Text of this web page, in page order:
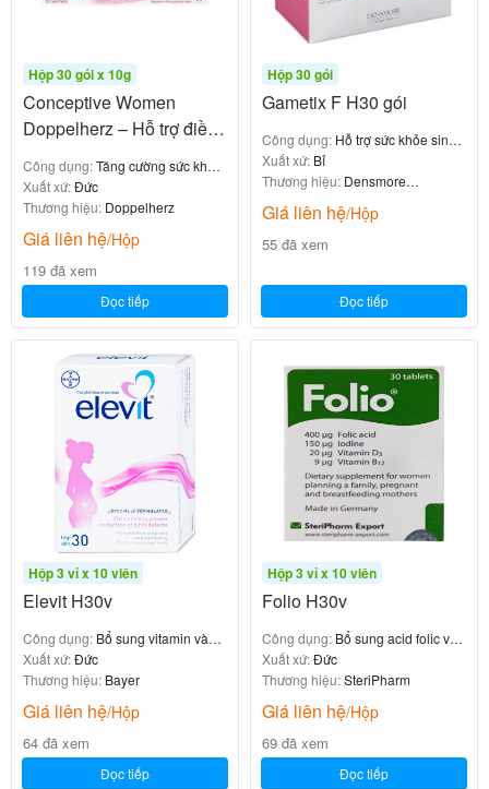
Hộp 30 gói x 10g
Conceptive Women
Doppelherz – Hỗ trợ điều
nữ giới
Công dụng:Tăng cường sức khỏe
nữ giới
Xuất xứ:Đức
Thương hiệu: Doppelherz
Giá liên hệ/Hộp
119 đã xem
Đọc tiếp
Hộp 30 gói
Gametix F H30 gói
Công dụng: Hỗ trợ sức khỏe sinh
sản ở nữ
Xuất xứ: Bỉ
Thương hiệu: Densmore
Giá liên hệ/Hộp
55 đã xem
Đọc tiếp
Hộp 3 vỉ x 10 viên
Elevit H30v
Công dụng: Bổ sung vitamin và
khoáng chất
Xuất xứ:Đức
Thương hiệu: Bayer
Giá liên hệ/Hộp
64 đã xem
Đọc tiếp
Hộp 3 vỉ x 10 viên
Folio H30v
Công dụng: Bổ sung acid folic và
vitamin
Xuất xứ:Đức
Thương hiệu:SteriPharm
Giá liên hệ/Hộp
69 đã xem
Đọc tiếp